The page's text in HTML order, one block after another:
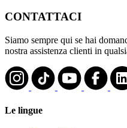
CONTATTACI
Siamo sempre qui se hai
nostra assistenza clienti in
Le lingue